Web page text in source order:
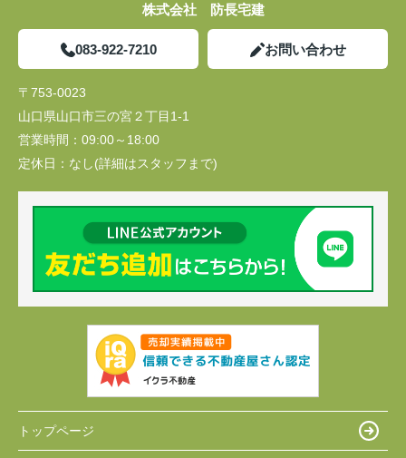
株式会社 防長宅建
083-922-7210 お問い合わせ
〒753-0023
山口県山口市三の宮２丁目1-1
営業時間： 09:00～18:00
定休日： なし(詳細はスタッフまで)
トップページ